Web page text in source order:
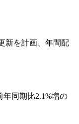
新を計画、年間配
同期比2.1%増の